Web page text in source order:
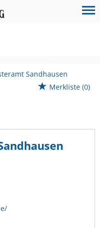
Sandhausen
Merkliste (0)